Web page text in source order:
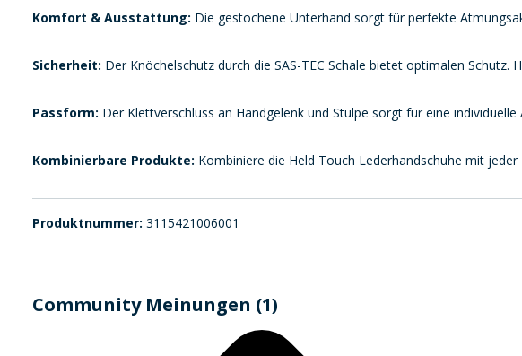
Komfort & Ausstattung: Die gestochene Unterhand sorgt für perfekte
Sicherheit: Der Knöchelschutz durch die SAS-TEC Schale bietet optimalen
Passform: Der Klettverschluss an Handgelenk und Stulpe sorgt für eine
Kombinierbare Produkte: Kombiniere die Held Touch Lederhandschuhe mit
Produktnummer: 3115421006001
Community Meinungen (1)